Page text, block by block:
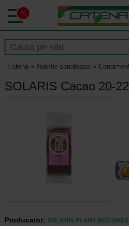
40
Catena Nutritie sanatoasa
SOLARIS Cacao 20-
Producator: SOLARIS PLANT